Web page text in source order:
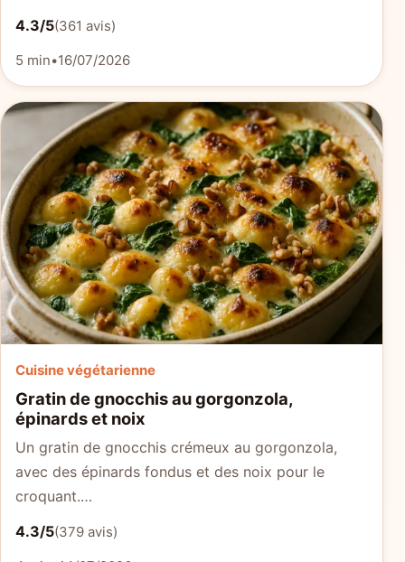
4.3/5(361 avis)
5 min•16/07/2026
Cuisine végétarienne
Gratin de gnocchis au gorgonzola,
épinards et noix
Un gratin de gnocchis crémeux au gorgonzola,
avec des épinards fondus et des noix pour le
croquant.…
4.3/5(379 avis)